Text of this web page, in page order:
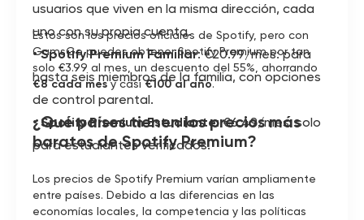
usuarios que viven en la misma dirección, cada
uno con su propia cuenta.
•Spotify Premium Familiar: €20.99/mes: para
hasta seis miembros de la familia, con opciones
de control parental.
•Spotify Premium Estudiante: €6.49/mes: solo
para estudiantes verificados.
Estos son los precios oficiales de Spotify, pero con
GamsGo puedes obtener Spotify Premium por tan
solo €3.99 al mes, un descuento del 55%, ahorrando
€8 cada mesy casi€100 al año.
¿Qué países tienen los precios más
baratos de Spotify Premium?
Los precios de Spotify Premium varían ampliamente
entre países. Debido a las diferencias en las
economías locales, la competencia y las políticas